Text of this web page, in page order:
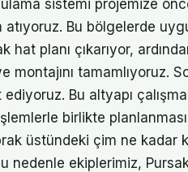
sistemi projemize
Bu bölgelerde
hat planı çıkarıyor,
montajını tamamlıyoruz.
Bu altyapı
birlikte
üstündeki çim ne kadar
nedenle ekiplerimiz,